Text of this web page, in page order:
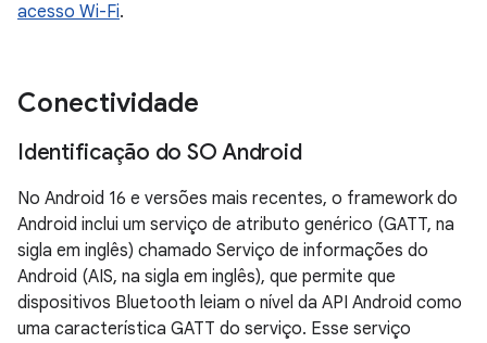
acesso Wi-Fi.
Conectividade
Identificação do SO Android
No Android 16 e versões mais recentes, o framework do
Android inclui um serviço de atributo genérico (GATT, na
sigla em inglês) chamado Serviço de informações do
Android (AIS, na sigla em inglês), que permite que
dispositivos Bluetooth leiam o nível da API Android como
uma característica GATT do serviço. Esse serviço